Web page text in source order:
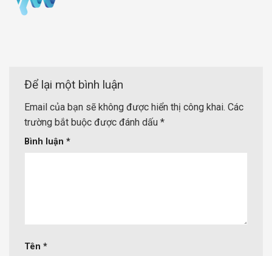
Để lại một bình luận
Email của bạn sẽ không được hiển thị công khai. Các
trường bắt buộc được đánh dấu *
Bình luận *
Tên *